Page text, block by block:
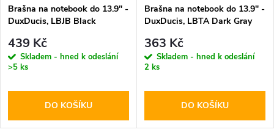
Brašna na notebook do 13.9" -
DuxDucis, LBJB Black
439 Kč
Skladem - hned k odeslání
>5 ks
DO KOŠÍKU
Brašna na notebook do 13.9" -
DuxDucis, LBTA Dark Gray
363 Kč
Skladem - hned k odeslání
2 ks
DO KOŠÍKU